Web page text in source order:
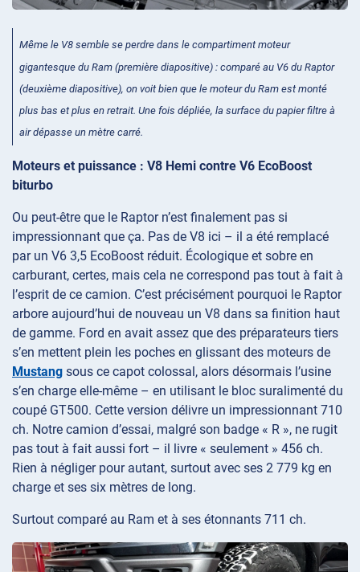
Même le V8 semble se perdre dans le compartiment moteur
gigantesque du Ram (première diapositive) : comparé au V6 du Raptor
(deuxième diapositive), on voit bien que le moteur du Ram est monté
plus bas et plus en retrait. Une fois dépliée, la surface du papier filtre à
air dépasse un mètre carré.
Moteurs et puissance : V8 Hemi contre V6 EcoBoost
biturbo
Ou peut-être que le Raptor n’est finalement pas si
impressionnant que ça. Pas de V8 ici – il a été remplacé
par un V6 3,5 EcoBoost réduit. Écologique et sobre en
carburant, certes, mais cela ne correspond pas tout à fait à
l’esprit de ce camion. C’est précisément pourquoi le Raptor
arbore aujourd’hui de nouveau un V8 dans sa finition haut
de gamme. Ford en avait assez que des préparateurs tiers
s’en mettent plein les poches en glissant des moteurs de
Mustang sous ce capot colossal, alors désormais l’usine
s’en charge elle-même – en utilisant le bloc suralimenté du
coupé GT500. Cette version délivre un impressionnant 710
ch. Notre camion d’essai, malgré son badge « R », ne rugit
pas tout à fait aussi fort – il livre « seulement » 456 ch.
Rien à négliger pour autant, surtout avec ses 2 779 kg en
charge et ses six mètres de long.
Surtout comparé au Ram et à ses étonnants 711 ch.